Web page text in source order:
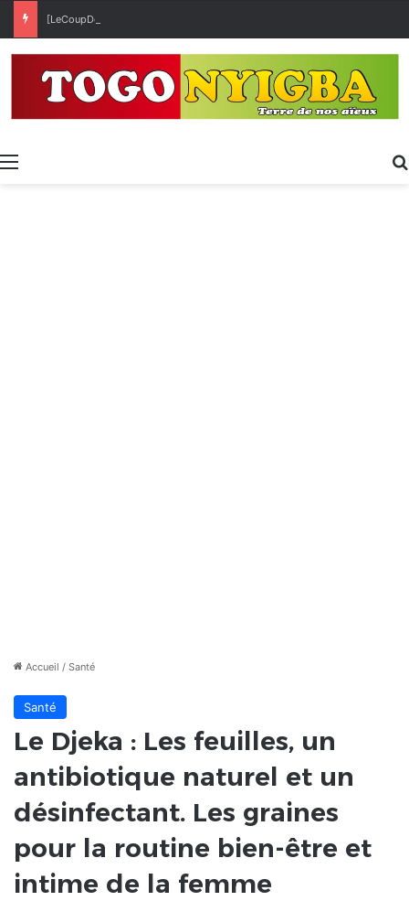
[LeCoupDeGuelle] Wow… quel peuple ?
Menu
Accueil / Santé
Santé
Le Djeka : Les feuilles, un
antibiotique naturel et un
désinfectant. Les graines
pour la routine bien-être et
intime de la femme